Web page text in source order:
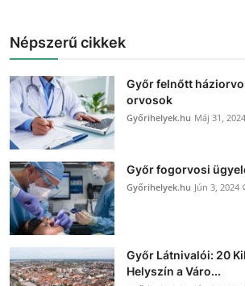
Népszerű cikkek
Győr felnőtt
orvosok
Győrihelyek.hu Máj 31, 2024
Győr fogorvosi
Győrihelyek.hu Jún 3, 2024
Győr Látnivalói: 20
Helyszín a Váro...